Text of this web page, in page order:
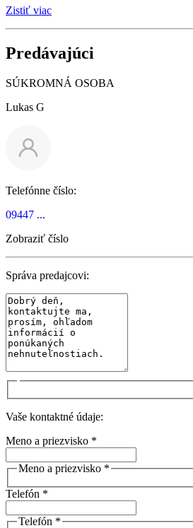
Zistiť viac
Predávajúci
SÚKROMNÁ OSOBA
Lukas G
Telefónne číslo:
09447 ...
Zobraziť číslo
Správa predajcovi:
Vaše kontaktné údaje:
Meno a priezvisko *
Meno a priezvisko *
Telefón *
Telefón *